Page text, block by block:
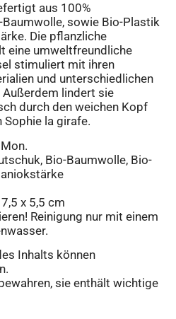
aus 100%
sowie Bio-Plastik
Die pflanzliche
eine umweltfreundliche
stimuliert mit ihren
und unterschiedlichen
Außerdem lindert sie
durch den weichen Kopf
Sophie la girafe.
Bio-Baumwolle, Bio-
x 5,5 cm
Reinigung nur mit einem
Inhalts können
sie enthält wichtige